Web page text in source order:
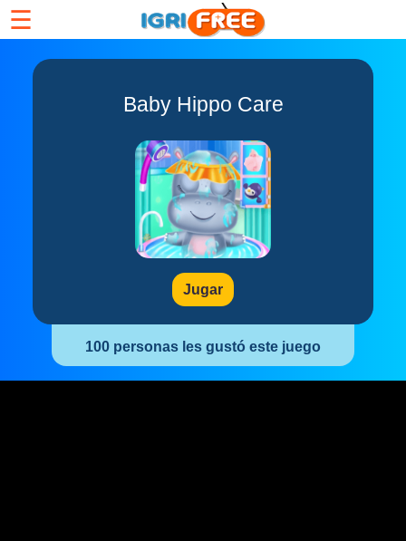
☰
Baby Hippo Care
Jugar
100 personas les gustó este juego